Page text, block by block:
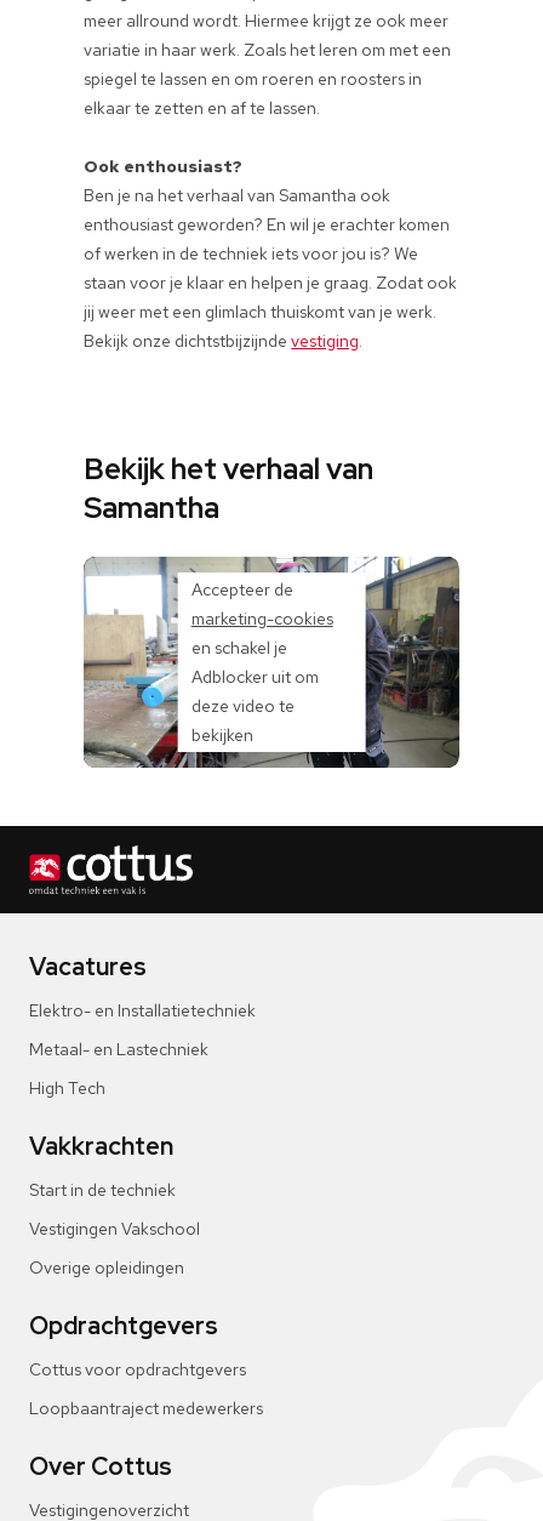
meer allround wordt. Hiermee krijgt ze ook meer
variatie in haar werk. Zoals het leren om met een
spiegel te lassen en om roeren en roosters in
elkaar te zetten en af te lassen.
Ook enthousiast?
Ben je na het verhaal van Samantha ook
enthousiast geworden? En wil je erachter komen
of werken in de techniek iets voor jou is? We
staan voor je klaar en helpen je graag. Zodat ook
jij weer met een glimlach thuiskomt van je werk.
Bekijk onze dichtstbijzijndevestiging
Bekijk het verhaal van
Samantha
Accepteer de
marketing-cookies
en schakel je
Adblocker uit om
deze video te
bekijken
Vacatures
Elektro- en Installatietechniek
Metaal- en Lastechniek
High Tech
Vakkrachten
Start in de techniek
Vestigingen Vakschool
Overige opleidingen
Opdrachtgevers
Cottus voor opdrachtgevers
Loopbaantraject medewerkers
Over Cottus
Vestigingenoverzicht